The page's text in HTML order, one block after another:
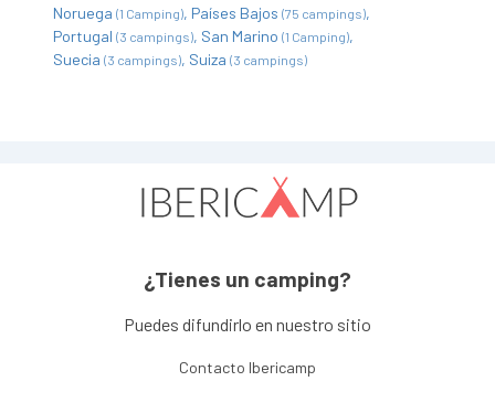
Noruega (1 Camping) Países Bajos (75 campings)
Portugal (3 campings) San Marino (1 Camping)
Suecia (3 campings) Suiza (3 campings)
¿Tienes un camping?
Puedes difundirlo en nuestro sitio
Contacto Ibericamp